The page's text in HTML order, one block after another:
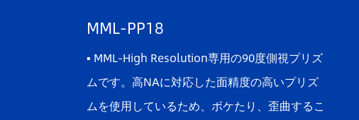
MML-PP18
▪ MML-High Resolution専用の90度側視プリズ
ムです。高NAに対応した面精度の高いプリズ
ムを使用しているため、ボケたり、歪曲するこ